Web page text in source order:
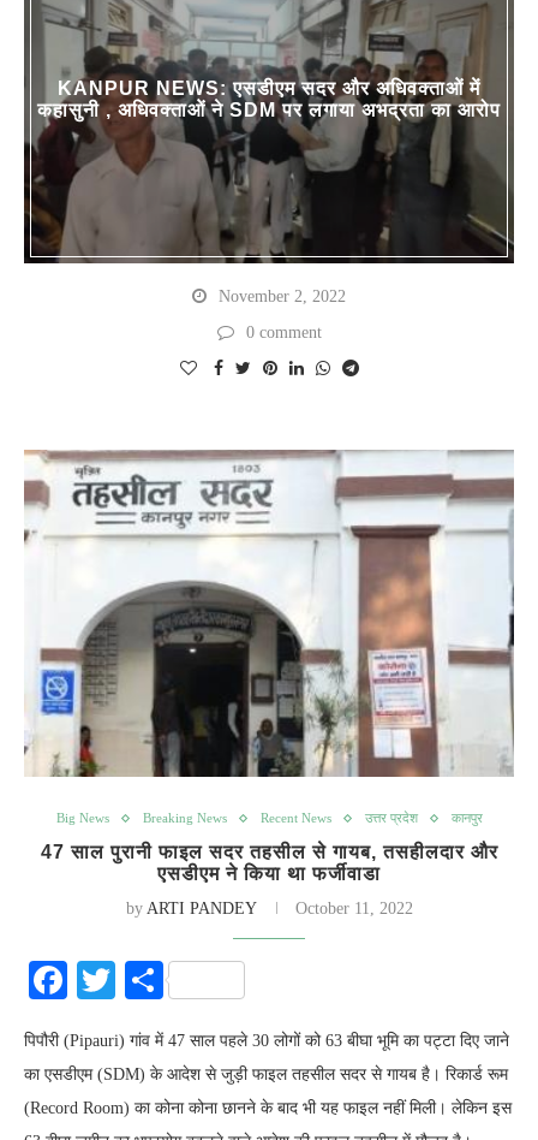
KANPUR NEWS: एसडीएम सदर और अधिवक्ताओं में
कहासुनी , अधिवक्ताओं ने SDM पर लगाया अभद्रता का आरोप
November 2, 2022
0 comment
Big News Breaking News Recent News उत्तर प्रदेश कानपुर
47 साल पुरानी फाइल सदर तहसील से गायब, तसहीलदार और
एसडीएम ने किया था फर्जीवाडा
by ARTI PANDEY October 11, 2022
Facebook
Twitter
Share
पिपौरी (Pipauri) गांव में 47 साल पहले 30 लोगों को 63 बीघा भूमि का पट्टा दिए जाने
का एसडीएम (SDM) के आदेश से जुड़ी फाइल तहसील सदर से गायब है। रिकार्ड रूम
(Record Room) का कोना कोना छानने के बाद भी यह फाइल नहीं मिली। लेकिन इस